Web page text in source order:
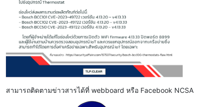
สามารถติดตามข่าวสารได้ที่ webboard หรือ Facebook NCSA